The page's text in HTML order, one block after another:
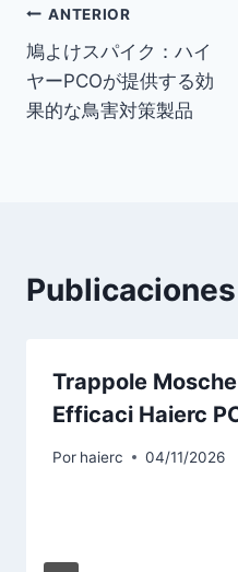
Navegación
de
entradas
ANTERIOR
鳩よけスパイク：ハイ
ヤーPCOが提供する効
果的な鳥害対策製品
Trappole
Efficaci Haierc
Por haierc 04/11/2026